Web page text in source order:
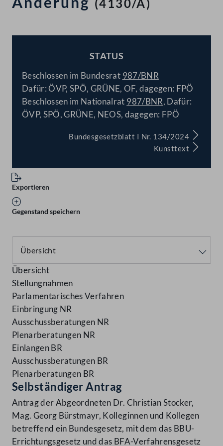
(4130/A)
STATUS
Beschlossen im Bundesrat 987/BNR
Dafür: ÖVP, SPÖ, GRÜNE, OF, dagegen: FPÖ
Beschlossen im Nationalrat 987/BNR, Dafür:
ÖVP, SPÖ, GRÜNE, NEOS, dagegen: FPÖ
Bundesgesetzblatt I Nr. 134/2024
Kunsttext
Exportieren
Gegenstand speichern
Übersicht
Stellungnahmen
Parlamentarisches Verfahren
Einbringung NR
Ausschussberatungen NR
Plenarberatungen NR
Einlangen BR
Ausschussberatungen BR
Plenarberatungen BR
Selbständiger Antrag
Antrag der Abgeordneten Dr. Christian Stocker,
Mag. Georg Bürstmayr, Kolleginnen und Kollegen
betreffend ein Bundesgesetz, mit dem das BBU-
Errichtungsgesetz und das BFA-Verfahrensgesetz